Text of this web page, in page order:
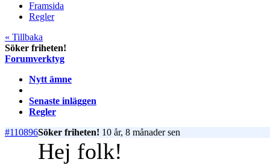
Framsida
Regler
« Tillbaka
Söker friheten!
Forumverktyg
Nytt ämne
Senaste inläggen
Regler
#110896Söker friheten! 10 år, 8 månader sen
Hej folk!